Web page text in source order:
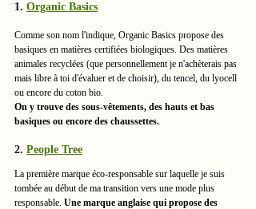
1. Organic Basics
Comme son nom l'indique, Organic Basics propose des
basiques en matières certifiées biologiques. Des matières
animales recyclées (que personnellement je n'achèterais pas
mais libre à toi d'évaluer et de choisir), du tencel, du lyocell
ou encore du coton bio.
On y trouve des sous-vêtements, des hauts et bas
basiques ou encore des chaussettes.
2. People Tree
La première marque éco-responsable sur laquelle je suis
tombée au début de ma transition vers une mode plus
responsable. Une marque anglaise qui propose des